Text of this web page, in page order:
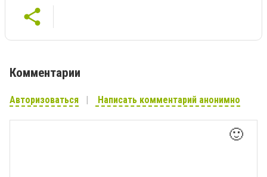
Комментарии
Авторизоваться Написать комментарий анонимно
🙂